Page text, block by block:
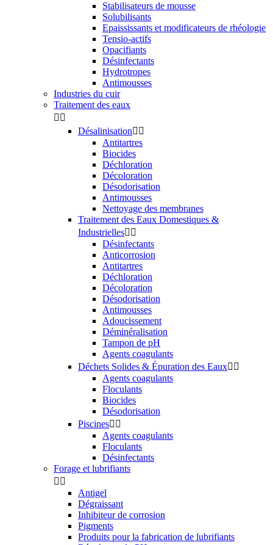
Stabilisateurs de mousse
Solubilisants
Epaississants et modificateurs de rhéologie
Tensio-actifs
Opacifiants
Désinfectants
Hydrotropes
Antimousses
Industries du cuir
Traitement des eaux
 
Désalinisation 
Antitartres
Biocides
Déchloration
Décoloration
Désodorisation
Antimousses
Nettoyage des membranes
Traitement des Eaux Domestiques &
Industrielles 
Désinfectants
Anticorrosion
Antitartres
Déchloration
Décoloration
Désodorisation
Antimousses
Adoucissement
Déminéralisation
Tampon de pH
Agents coagulants
Déchets Solides & Épuration des Eaux 
Agents coagulants
Floculants
Biocides
Désodorisation
Piscines 
Agents coagulants
Floculants
Désinfectants
Forage et lubrifiants
 
Antigel
Dégraissant
Inhibiteur de corrosion
Pigments
Produits pour la fabrication de lubrifiants